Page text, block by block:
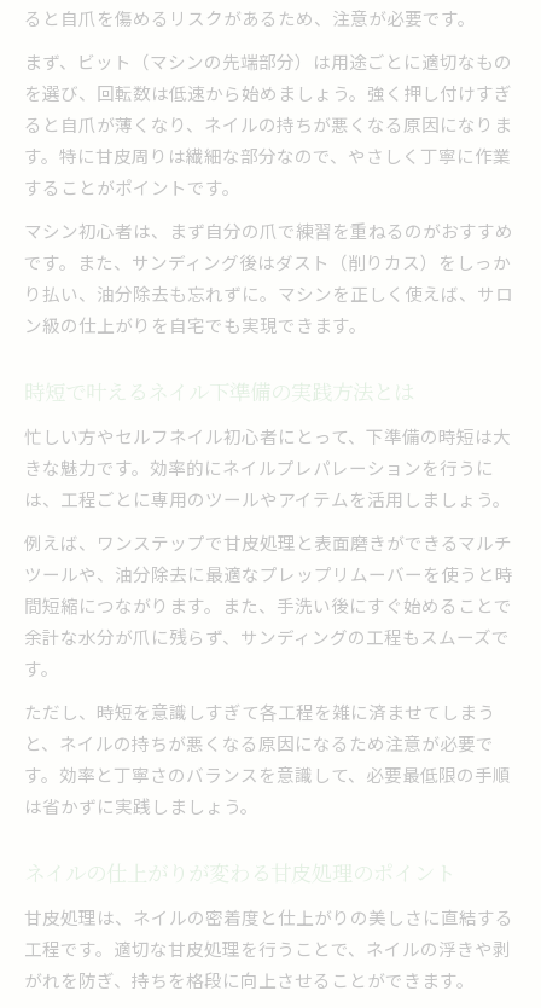
ると自爪を傷めるリスクがあるため、注意が必要です。
まず、ビット（マシンの先端部分）は用途ごとに適切なもの
を選び、回転数は低速から始めましょう。強く押し付けすぎ
ると自爪が薄くなり、ネイルの持ちが悪くなる原因になりま
す。特に甘皮周りは繊細な部分なので、やさしく丁寧に作業
することがポイントです。
マシン初心者は、まず自分の爪で練習を重ねるのがおすすめ
です。また、サンディング後はダスト（削りカス）をしっか
り払い、油分除去も忘れずに。マシンを正しく使えば、サロ
ン級の仕上がりを自宅でも実現できます。
時短で叶えるネイル下準備の実践方法とは
忙しい方やセルフネイル初心者にとって、下準備の時短は大
きな魅力です。効率的にネイルプレパレーションを行うに
は、工程ごとに専用のツールやアイテムを活用しましょう。
例えば、ワンステップで甘皮処理と表面磨きができるマルチ
ツールや、油分除去に最適なプレップリムーバーを使うと時
間短縮につながります。また、手洗い後にすぐ始めることで
余計な水分が爪に残らず、サンディングの工程もスムーズで
す。
ただし、時短を意識しすぎて各工程を雑に済ませてしまう
と、ネイルの持ちが悪くなる原因になるため注意が必要で
す。効率と丁寧さのバランスを意識して、必要最低限の手順
は省かずに実践しましょう。
ネイルの仕上がりが変わる甘皮処理のポイント
甘皮処理は、ネイルの密着度と仕上がりの美しさに直結する
工程です。適切な甘皮処理を行うことで、ネイルの浮きや剥
がれを防ぎ、持ちを格段に向上させることができます。